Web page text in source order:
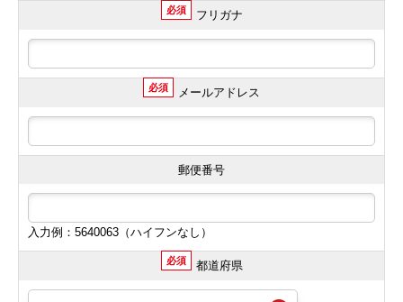
必須 フリガナ
必須 メールアドレス
郵便番号
入力例：5640063（ハイフンなし）
必須 都道府県